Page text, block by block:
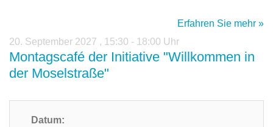
Erfahren Sie mehr »
20. September 2027 , 15:30 - 18:00 Uhr
Montagscafé der Initiative "Willkommen in
der Moselstraße"
Datum: